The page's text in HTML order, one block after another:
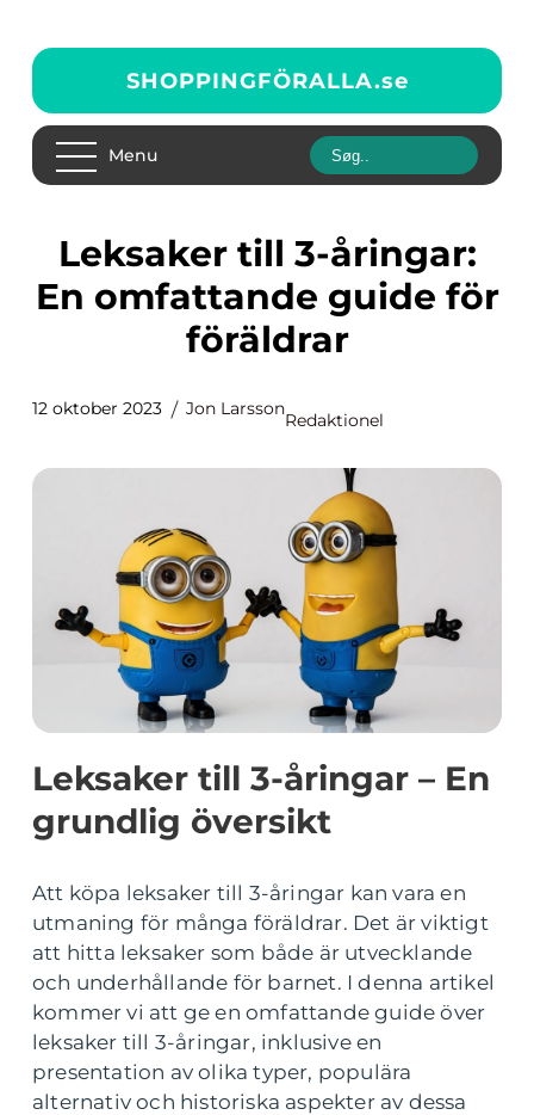
SHOPPINGFÖRALLA.se
Menu
Leksaker till 3-åringar:
En omfattande guide för
föräldrar
12 oktober 2023 Jon Larsson
Redaktionel
Leksaker till 3-åringar – En
grundlig översikt
Att köpa leksaker till 3-åringar kan vara en
utmaning för många föräldrar. Det är viktigt
att hitta leksaker som både är utvecklande
och underhållande för barnet. I denna artikel
kommer vi att ge en omfattande guide över
leksaker till 3-åringar, inklusive en
presentation av olika typer, populära
alternativ och historiska aspekter av dessa